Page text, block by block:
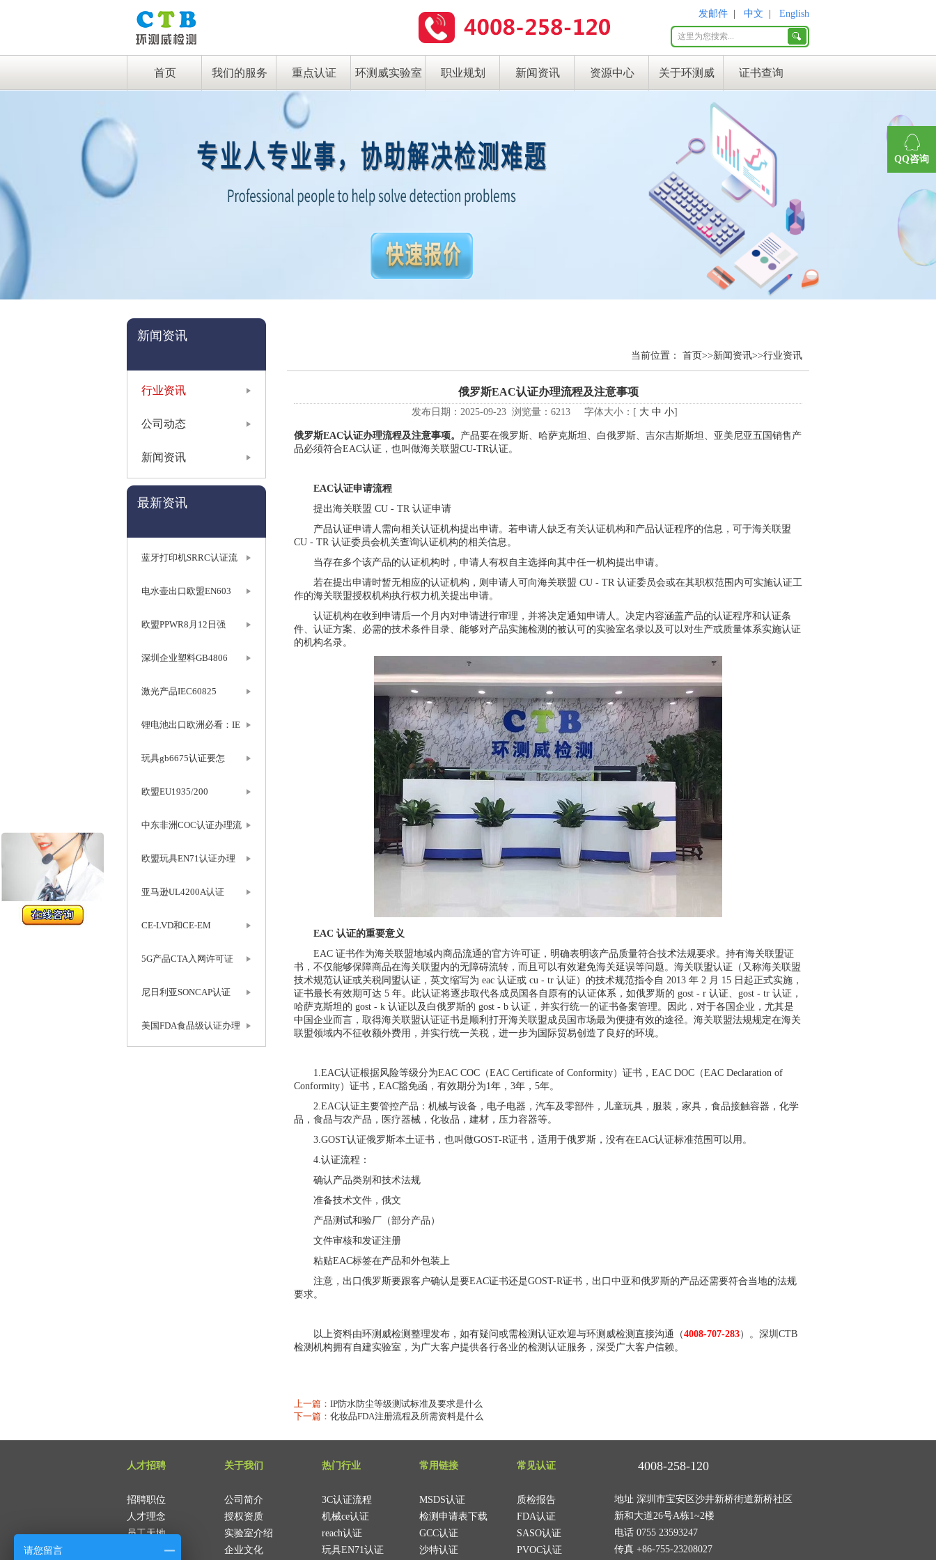
发邮件 中文 English
首页 我们的服务 重点认证 环测威实验室 职业规划 新闻资讯 资源中心 关于环测威 证书查询
新闻资讯
行业资讯
公司动态
新闻资讯
最新资讯
蓝牙打印机SRRC认证流
电水壶出口欧盟EN603
欧盟PPWR8月12日强
深圳企业塑料GB4806
激光产品IEC60825
锂电池出口欧洲必看：IE
玩具gb6675认证要怎
欧盟EU1935/200
中东非洲COC认证办理流
欧盟玩具EN71认证办理
亚马逊UL4200A认证
CE-LVD和CE-EM
5G产品CTA入网许可证
尼日利亚SONCAP认证
美国FDA食品级认证办理
当前位置： 首页>>新闻资讯>>行业资讯
俄罗斯EAC认证办理流程及注意事项
发布日期：2025-09-23 浏览量：6213 字体大小：[ 大 中 小]
俄罗斯EAC认证办理流程及注意事项。 产品要在俄罗斯、哈萨克斯坦、白俄罗斯、吉尔吉斯斯坦、亚美尼亚五国销售产
品必须符合EAC认证，也叫做海关联盟CU-TR认证。
EAC认证申请流程
提出海关联盟 CU - TR 认证申请
产品认证申请人需向相关认证机构提出申请。若申请人缺乏有关认证机构和产品认证程序的信息，可于海关联盟
CU - TR 认证委员会机关查询认证机构的相关信息。
当存在多个该产品的认证机构时，申请人有权自主选择向其中任一机构提出申请。
若在提出申请时暂无相应的认证机构，则申请人可向海关联盟 CU - TR 认证委员会或在其职权范围内可实施认证工
作的海关联盟授权机构执行权力机关提出申请。
认证机构在收到申请后一个月内对申请进行审理，并将决定通知申请人。决定内容涵盖产品的认证程序和认证条
件、认证方案、必需的技术条件目录、能够对产品实施检测的被认可的实验室名录以及可以对生产或质量体系实施认证
的机构名录。
EAC 认证的重要意义
EAC 证书作为海关联盟地域内商品流通的官方许可证，明确表明该产品质量符合技术法规要求。持有海关联盟证
书，不仅能够保障商品在海关联盟内的无障碍流转，而且可以有效避免海关延误等问题。海关联盟认证（又称海关联盟
技术规范认证或关税同盟认证，英文缩写为 eac 认证或 cu - tr 认证）的技术规范指令自 2013 年 2 月 15 日起正式实施，
证书最长有效期可达 5 年。此认证将逐步取代各成员国各自原有的认证体系，如俄罗斯的 gost - r 认证、gost - tr 认证，
哈萨克斯坦的 gost - k 认证以及白俄罗斯的 gost - b 认证，并实行统一的证书备案管理。因此，对于各国企业，尤其是
中国企业而言，取得海关联盟认证证书是顺利打开海关联盟成员国市场最为便捷有效的途径。海关联盟法规规定在海关
联盟领域内不征收额外费用，并实行统一关税，进一步为国际贸易创造了良好的环境。
1.EAC认证根据风险等级分为EAC COC（EAC Certificate of Conformity）证书，EAC DOC（EAC Declaration of
Conformity）证书，EAC豁免函，有效期分为1年，3年，5年。
2.EAC认证主要管控产品：机械与设备，电子电器，汽车及零部件，儿童玩具，服装，家具，食品接触容器，化学
品，食品与农产品，医疗器械，化妆品，建材，压力容器等。
3.GOST认证俄罗斯本土证书，也叫做GOST-R证书，适用于俄罗斯，没有在EAC认证标准范围可以用。
4.认证流程：
确认产品类别和技术法规
准备技术文件，俄文
产品测试和验厂（部分产品）
文件审核和发证注册
粘贴EAC标签在产品和外包装上
注意，出口俄罗斯要跟客户确认是要EAC证书还是GOST-R证书，出口中亚和俄罗斯的产品还需要符合当地的法规
要求。
以上资料由环测威检测 整理发布，如有疑问或需检测认证欢迎与环测威检测直接沟通（4008-707-283）。深圳CTB
检测机构拥有自建实验室，为广大客户提供各行各业的检测认证服务，深受广大客户信赖。
上一篇： IP防水防尘等级测试标准及要求是什么
下一篇： 化妆品FDA注册流程及所需资料是什么
人才招聘
招聘职位
人才理念
员工天地
关于我们
公司简介
授权资质
实验室介绍
企业文化
热门行业
3C认证流程
机械ce认证
reach认证
玩具EN71认证
常用链接
MSDS认证
检测申请表下载
GCC认证
沙特认证
常见认证
质检报告
FDA认证
SASO认证
PVOC认证
4008-258-120
地址 深圳市宝安区沙井新桥街道新桥社区
新和大道26号A栋1~2楼
电话 0755 23593247
传真 +86-755-23208027
QQ咨询
请您留言